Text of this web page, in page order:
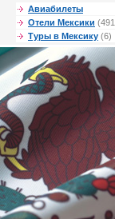
Авиабилеты
Отели Мексики
Туры в Мексику (6)